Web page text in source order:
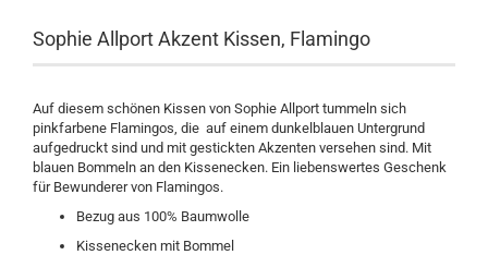
Sophie Allport Akzent Kissen, Flamingo
Auf diesem schönen Kissen von Sophie Allport tummeln sich
pinkfarbene Flamingos, die auf einem dunkelblauen Untergrund
aufgedruckt sind und mit gestickten Akzenten versehen sind. Mit
blauen Bommeln an den Kissenecken. Ein liebenswertes Geschenk
für Bewunderer von Flamingos.
Bezug aus 100% Baumwolle
Kissenecken mit Bommel